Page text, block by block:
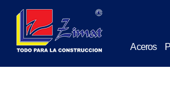
Aceros